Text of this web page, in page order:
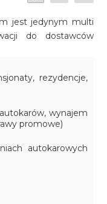
jest jedynym multi
do dostawców
rezydencje,
wynajem
promowe)
autokarowych